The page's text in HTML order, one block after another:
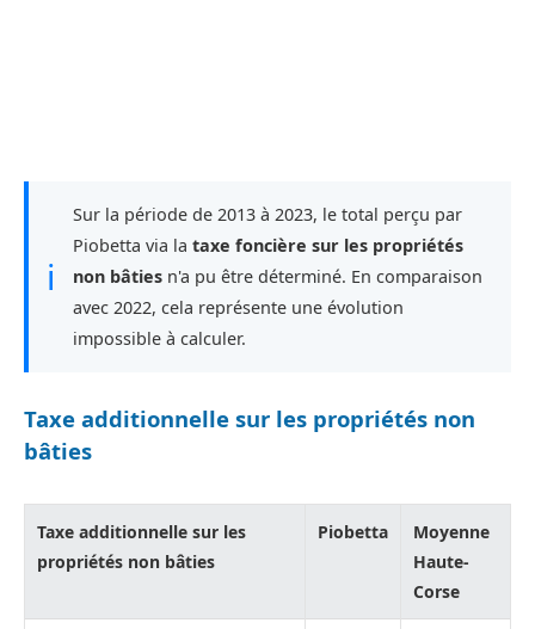
ℹ
Sur la période de 2013 à 2023, le total perçu par
Piobetta via la taxe foncière sur les propriétés
non bâties n'a pu être déterminé. En comparaison
avec 2022, cela représente une évolution
impossible à calculer.
Taxe additionnelle sur les propriétés non
bâties
Taxe additionnelle sur les
propriétés non bâties
Piobetta
Moyenne
Haute-
Corse